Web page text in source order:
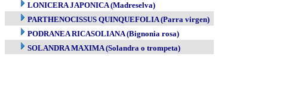
LONICERA JAPONICA (Madreselva)
PARTHENOCISSUS QUINQUEFOLIA (Parra virgen)
PODRANEA RICASOLIANA (Bignonia rosa)
SOLANDRA MAXIMA (Solandra o trompeta)